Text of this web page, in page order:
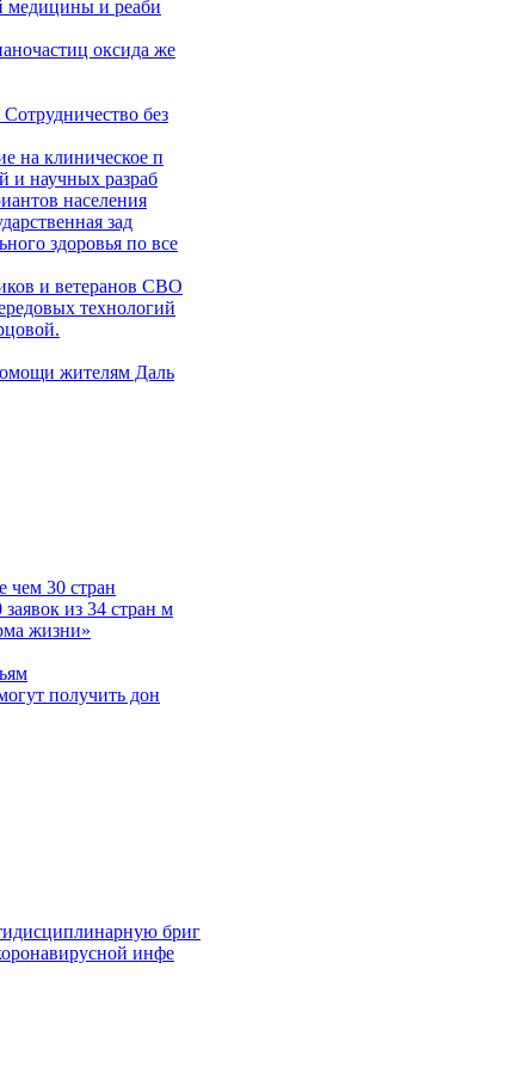
медицины и реаби
оксида же
без
на клиническое п
и научных разраб
населения
зад
здоровья по все
и ветеранов СВО
технологий
жителям Даль
30 стран
из 34 стран м
жизни»
получить дон
бриг
инфе